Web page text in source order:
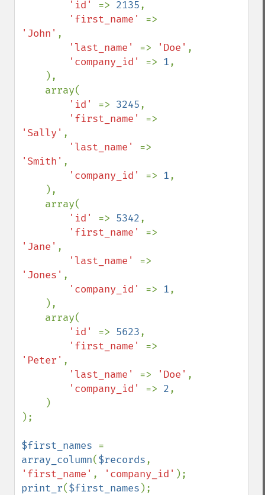
'id' => 2135,
'first_name'
'John' ,
'last_name' => 'Doe' ,
'company_id' => 1,
'id' => 3245,
'first_name'
'Sally' ,
'last_name'
'Smith' ,
'company_id' => 1,
'id' => 5342,
'first_name'
'Jane' ,
'last_name'
'Jones' ,
'company_id' => 1,
'id' => 5623,
'first_name'
'Peter' ,
'last_name' => 'Doe' ,
'company_id' => 2,
);
$first_names
array_column($records
'first_name' , 'company_id'
print_r($first_names